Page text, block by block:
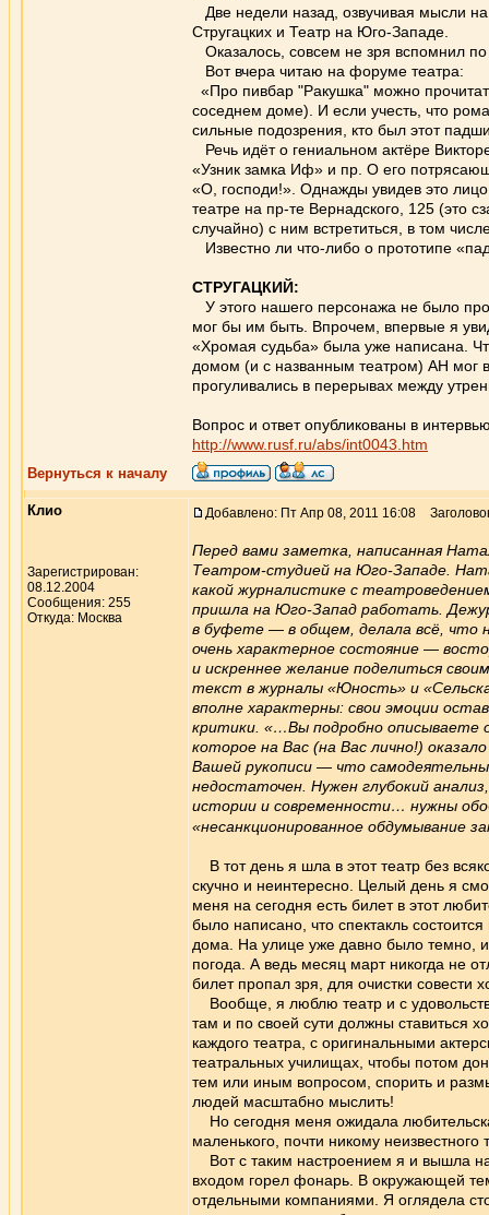
Две недели назад, озвучивая мысли
Стругацких и Театр на Юго-Западе.
Оказалось, совсем не зря вспомнил
Вот вчера читаю на форуме театра:
«Про пивбар "Ракушка" можно
соседнем доме). И если учесть, что
сильные подозрения, кто был этот
Речь идёт о гениальном актёре
«Узник замка Иф» и пр. О его
«О, господи!». Однажды увидев это
театре на пр-те Вернадского, 125 (это
случайно) с ним встретиться, в том
Известно ли что-либо о прототипе
СТРУГАЦКИЙ:
У этого нашего персонажа не было
мог бы им быть. Впрочем, впервые я
«Хромая судьба» была уже написана.
домом (и с названным театром) АН мог
прогуливались в перерывах между
Вопрос и ответ опубликованы в
http://www.rusf.ru/abs/int0043.htm
Вернуться к началу
Клио
Зарегистрирован:
08.12.2004
Сообщения: 255
Откуда: Москва
Добавлено: Пт Апр 08, 2011 16:08
Перед вами заметка, написанная
Театром-студией на Юго-Западе.
какой журналистике с
пришла на Юго-Запад работать.
в буфете — в общем, делала всё, что
очень характерное состояние —
и искреннее желание поделиться
текст в журналы «Юность» и
вполне характерны: свои эмоции
критики. «…Вы подробно описываете
которое на Вас (на Вас лично!)
Вашей рукописи — что
недостаточен. Нужен глубокий
истории и современности… нужны
«несанкционированное обдумывание
В тот день я шла в этот театр без
скучно и неинтересно. Целый день я
меня на сегодня есть билет в этот
было написано, что спектакль
дома. На улице уже давно было темно,
погода. А ведь месяц март никогда не
билет пропал зря, для очистки совести
Вообще, я люблю театр и с
там и по своей сути должны ставиться
каждого театра, с оригинальными
театральных училищах, чтобы потом
тем или иным вопросом, спорить и
людей масштабно мыслить!
Но сегодня меня ожидала
маленького, почти никому
Вот с таким настроением я и вышла
входом горел фонарь. В окружающей
отдельными компаниями. Я оглядела